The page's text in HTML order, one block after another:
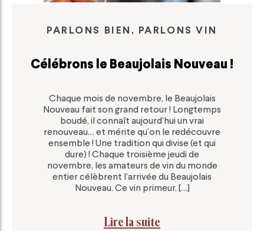
PARLONS BIEN, PARLONS VIN
Célébrons le Beaujolais Nouveau !
Chaque mois de novembre, le Beaujolais
Nouveau fait son grand retour ! Longtemps
boudé, il connaît aujourd’hui un vrai
renouveau… et mérite qu’on le redécouvre
ensemble ! Une tradition qui divise (et qui
dure) ! Chaque troisième jeudi de
novembre, les amateurs de vin du monde
entier célèbrent l’arrivée du Beaujolais
Nouveau. Ce vin primeur, […]
Lire la suite